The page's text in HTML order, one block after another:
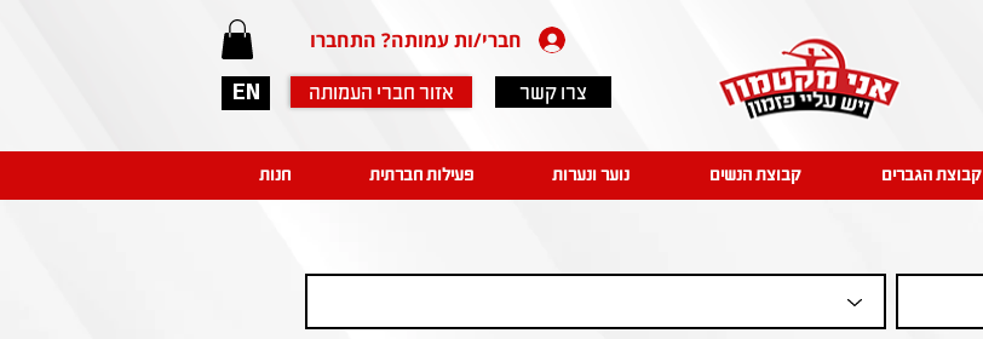
EN
חברי/ות עמותה? התחברו
אזור חברי העמותה צרו קשר
קבוצת הגברים קבוצת הנשים נוער ונערות פעילות חברתית חנות